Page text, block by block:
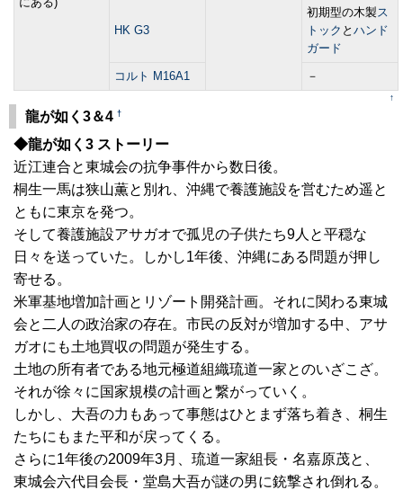
HK G3
初期型の木製ス
トック と ハンド
ガード
コルト M16A1 －
↑
龍が如く3＆4 †
◆龍が如く3 ストーリー
近江連合と東城会の抗争事件から数日後。
桐生一馬は狭山薫と別れ、沖縄で養護施設を営むため遥と
ともに東京を発つ。
そして養護施設アサガオで孤児の子供たち9人と平穏な
日々を送っていた。しかし1年後、沖縄にある問題が押し
寄せる。
米軍基地増加計画とリゾート開発計画。それに関わる東城
会と二人の政治家の存在。市民の反対が増加する中、アサ
ガオにも土地買収の問題が発生する。
土地の所有者である地元極道組織琉道一家とのいざこざ。
それが徐々に国家規模の計画と繋がっていく。
しかし、大吾の力もあって事態はひとまず落ち着き、桐生
たちにもまた平和が戻ってくる。
さらに1年後の2009年3月、琉道一家組長・名嘉原茂と、
東城会六代目会長・堂島大吾が謎の男に銃撃され倒れる。